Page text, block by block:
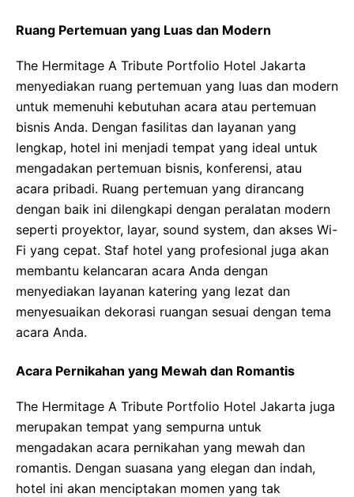
Ruang Pertemuan yang Luas dan Modern
The Hermitage A Tribute Portfolio Hotel Jakarta
menyediakan ruang pertemuan yang luas dan modern
untuk memenuhi kebutuhan acara atau pertemuan
bisnis Anda. Dengan fasilitas dan layanan yang
lengkap, hotel ini menjadi tempat yang ideal untuk
mengadakan pertemuan bisnis, konferensi, atau
acara pribadi. Ruang pertemuan yang dirancang
dengan baik ini dilengkapi dengan peralatan modern
seperti proyektor, layar, sound system, dan akses Wi-
Fi yang cepat. Staf hotel yang profesional juga akan
membantu kelancaran acara Anda dengan
menyediakan layanan katering yang lezat dan
menyesuaikan dekorasi ruangan sesuai dengan tema
acara Anda.
Acara Pernikahan yang Mewah dan Romantis
The Hermitage A Tribute Portfolio Hotel Jakarta juga
merupakan tempat yang sempurna untuk
mengadakan acara pernikahan yang mewah dan
romantis. Dengan suasana yang elegan dan indah,
hotel ini akan menciptakan momen yang tak